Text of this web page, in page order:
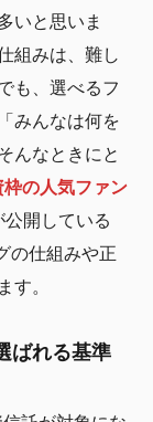
いと思いま
組みは、難し
も、選べるフ
みんなは何を
んなときにと
の人気ファン
開している
の仕組みや正
す。
ばれる基準